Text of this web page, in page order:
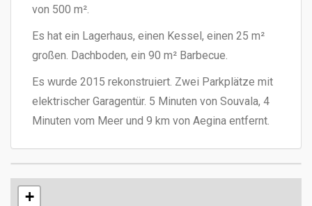
von 500 m².
Es hat ein Lagerhaus, einen Kessel, einen 25 m²
großen. Dachboden, ein 90 m² Barbecue.
Es wurde 2015 rekonstruiert. Zwei Parkplätze mit
elektrischer Garagentür. 5 Minuten von Souvala, 4
Minuten vom Meer und 9 km von Aegina entfernt.
+